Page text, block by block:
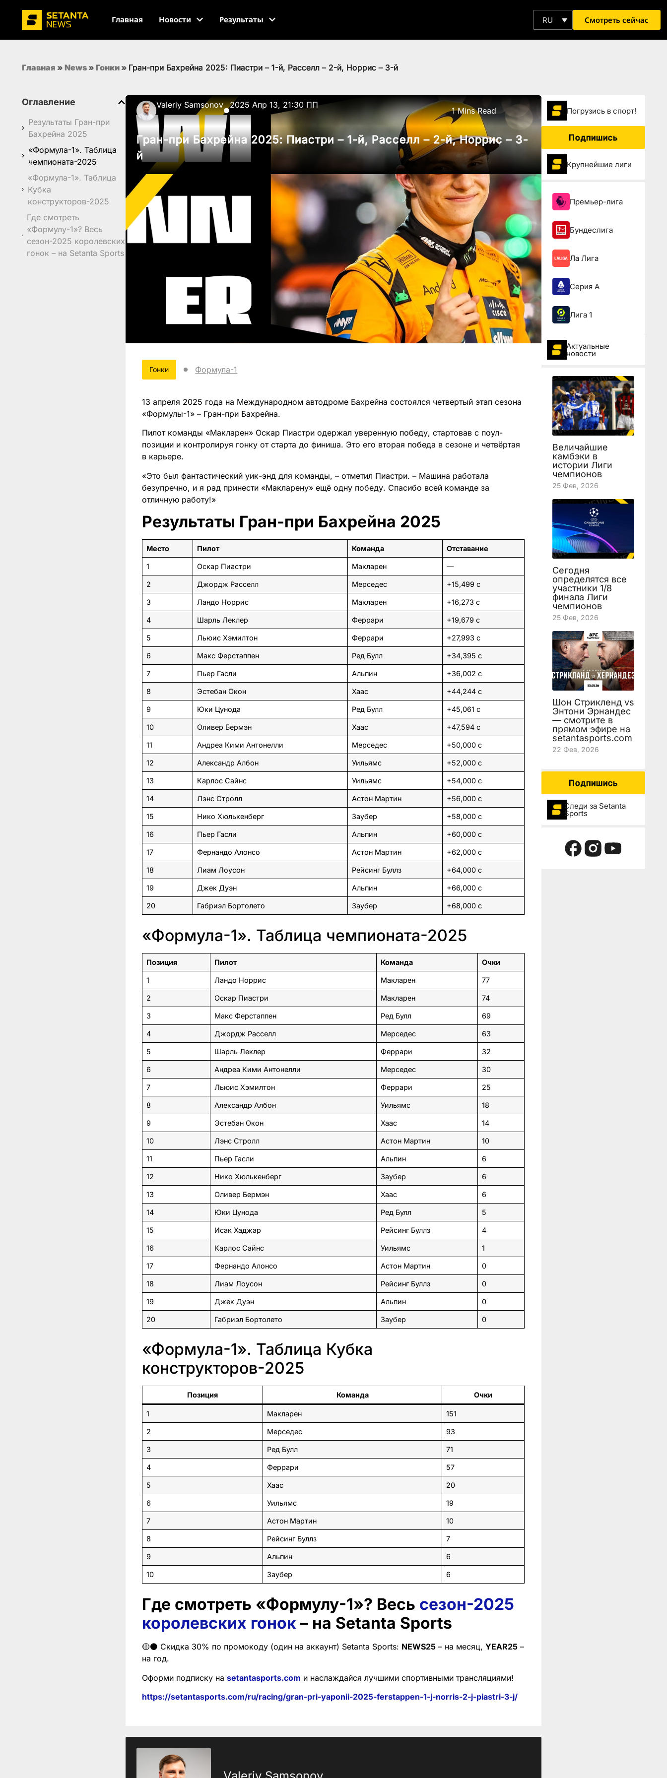
Главная Новости Результаты RU Смотреть сейчас
Главная » News » Гонки » Гран-при Бахрейна 2025: Пиастри – 1-й, Расселл – 2-й, Норрис – 3-й
Оглавление
Результаты Гран-при
Бахрейна 2025
«Формула-1». Таблица
чемпионата-2025
«Формула-1». Таблица
Кубка
конструкторов-2025
Где смотреть
«Формулу-1»? Весь
сезон-2025 королевских
гонок – на Setanta Sports
Valeriy Samsonov
●
2025 Апр 13, 21:30 ПП
1 Mins Read
Гран-при Бахрейна 2025: Пиастри – 1-й, Расселл – 2-й, Норрис – 3-
й
Гонки Формула-1
13 апреля 2025 года на Международном автодроме Бахрейна состоялся четвертый этап сезона
«Формулы-1» – Гран-при Бахрейна.
Пилот команды «Макларен» Оскар Пиастри одержал уверенную победу, стартовав с поул-
позиции и контролируя гонку от старта до финиша. Это его вторая победа в сезоне и четвёртая
в карьере.​
«Это был фантастический уик-энд для команды, – отметил Пиастри. – Машина работала
безупречно, и я рад принести «Макларену» ещё одну победу. Спасибо всей команде за
отличную работу!»
Результаты Гран-при Бахрейна 2025
Место Пилот Команда Отставание
1 Оскар Пиастри Макларен —
2 Джордж Расселл Мерседес +15,499 с
3 Ландо Норрис Макларен +16,273 с
4 Шарль Леклер Феррари +19,679 с
5 Льюис Хэмилтон Феррари +27,993 с
6 Макс Ферстаппен Ред Булл +34,395 с
7 Пьер Гасли Альпин +36,002 с
8 Эстебан Окон Хаас +44,244 с
9 Юки Цунода Ред Булл +45,061 с
10 Оливер Бермэн Хаас +47,594 с
11 Андреа Кими Антонелли Мерседес +50,000 с
12 Александр Албон Уильямс +52,000 с
13 Карлос Сайнс Уильямс +54,000 с
14 Лэнс Стролл Астон Мартин +56,000 с
15 Нико Хюлькенберг Заубер +58,000 с
16 Пьер Гасли Альпин +60,000 с
17 Фернандо Алонсо Астон Мартин +62,000 с
18 Лиам Лоусон Рейсинг Буллз +64,000 с
19 Джек Дуэн Альпин +66,000 с
20 Габриэл Бортолето Заубер +68,000 с
«Формула-1». Таблица чемпионата-2025
Позиция Пилот Команда Очки
1 Ландо Норрис Макларен 77
2 Оскар Пиастри Макларен 74
3 Макс Ферстаппен Ред Булл 69
4 Джордж Расселл Мерседес 63
5 Шарль Леклер Феррари 32
6 Андреа Кими Антонелли Мерседес 30
7 Льюис Хэмилтон Феррари 25
8 Александр Албон Уильямс 18
9 Эстебан Окон Хаас 14
10 Лэнс Стролл Астон Мартин 10
11 Пьер Гасли Альпин 6
12 Нико Хюлькенберг Заубер 6
13 Оливер Бермэн Хаас 6
14 Юки Цунода Ред Булл 5
15 Исак Хаджар Рейсинг Буллз 4
16 Карлос Сайнс Уильямс 1
17 Фернандо Алонсо Астон Мартин 0
18 Лиам Лоусон Рейсинг Буллз 0
19 Джек Дуэн Альпин 0
20 Габриэл Бортолето Заубер 0
«Формула-1». Таблица Кубка
конструкторов-2025
Позиция Команда Очки
1 Макларен 151
2 Мерседес 93
3 Ред Булл 71
4 Феррари 57
5 Хаас 20
6 Уильямс 19
7 Астон Мартин 10
8 Рейсинг Буллз 7
9 Альпин 6
10 Заубер 6
Где смотреть «Формулу-1»? Весь сезон-2025
королевских гонок – на Setanta Sports
🟡⚫️ Скидка 30% по промокоду (один на аккаунт) Setanta Sports: NEWS25 – на месяц,YEAR25 –
на год.
Оформи подписку наsetantasports.com и наслаждайся лучшими спортивными трансляциями!
https://setantasports.com/ru/racing/gran-pri-yaponii-2025-ferstappen-1-j-norris-2-j-piastri-3-j/
Погрузиcь в спорт!
Подпишись
Крупнейшие лиги
Премьер-лига
Бундеслига
Ла Лига
Серия А
Лига 1
Актуальные
новости
Величайшие
камбэки в
истории Лиги
чемпионов
25 Фев, 2026
Сегодня
определятся все
участники 1/8
финала Лиги
чемпионов
25 Фев, 2026
Шон Стрикленд vs
Энтони Эрнандес
— смотрите в
прямом эфире на
setantasports.com
22 Фев, 2026
Подпишись
Следи за Setanta
Sports